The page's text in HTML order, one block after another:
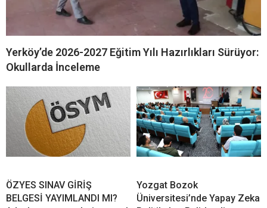
Yerköy’de 2026-2027 Eğitim Yılı Hazırlıkları Sürüyor:
Okullarda İnceleme
ÖZYES SINAV GİRİŞ
BELGESİ YAYIMLANDI MI?
Yozgat Bozok
Üniversitesi’nde Yapay Zeka